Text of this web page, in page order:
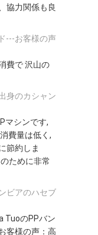
協力関係も良
---お客様の声
費で 沢山の
身のカシャン
マシンです,
費量は低く,
節約しま
ために非常
ビアのハセブ
TuoのPPバン
客様の声：高